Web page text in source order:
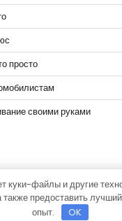
просто
своими руками
Город на колёсах
куки-файлы и другие
также предоставить
опыт.
OK